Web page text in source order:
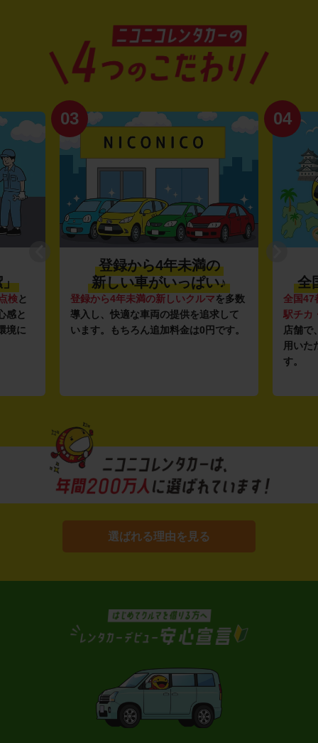
」
検と
感と
境に
03
登録から4年未満の
新しい車がいっぱい♪
登録から4年未満の新しいクルマを多数
導入し、快適な車両の提供を追求して
います。もちろん追加料金は0円です。
04
全
全国47
駅チカ
店舗で
用いた
す。
選ばれる理由を見る